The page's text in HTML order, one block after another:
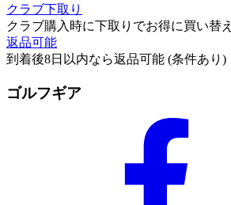
クラブ下取り
クラブ購入時に下取りでお得に買い替え
返品可能
到着後8日以内なら返品可能 (条件あり)
ゴルフギア